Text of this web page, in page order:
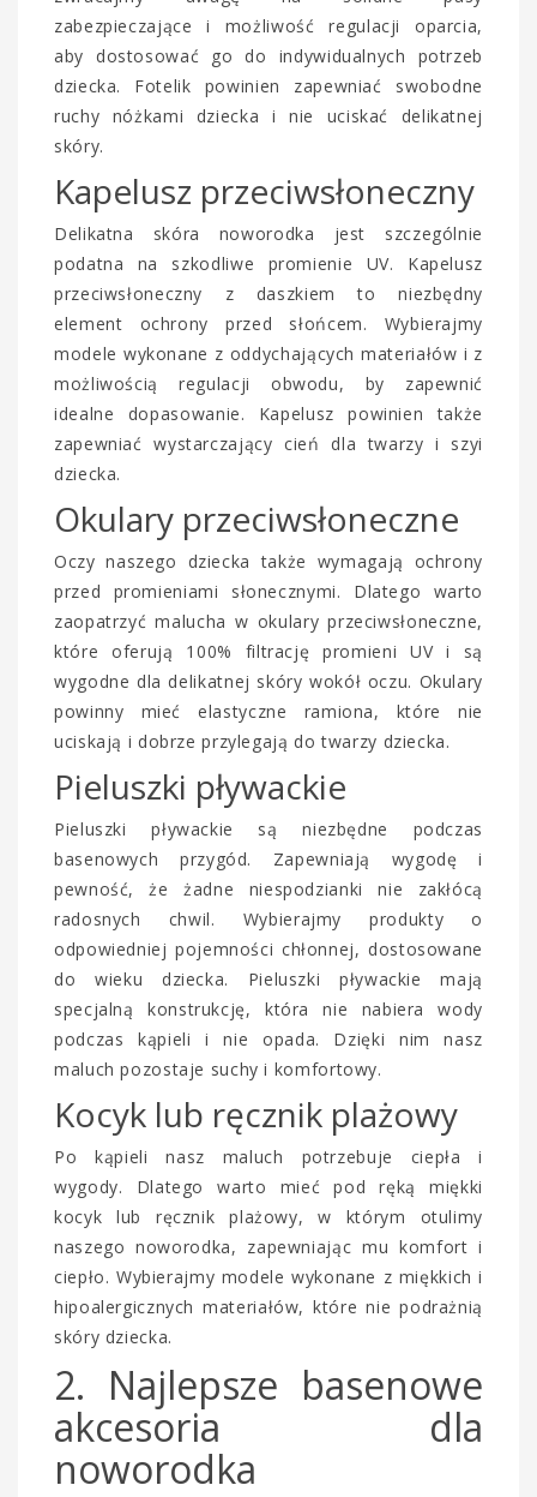
zabezpieczające i możliwość regulacji oparcia,
aby dostosować go do indywidualnych potrzeb
dziecka. Fotelik powinien zapewniać swobodne
ruchy nóżkami dziecka i nie uciskać delikatnej
skóry.
Kapelusz przeciwsłoneczny
Delikatna skóra noworodka jest szczególnie
podatna na szkodliwe promienie UV. Kapelusz
przeciwsłoneczny z daszkiem to niezbędny
element ochrony przed słońcem. Wybierajmy
modele wykonane z oddychających materiałów i z
możliwością regulacji obwodu, by zapewnić
idealne dopasowanie. Kapelusz powinien także
zapewniać wystarczający cień dla twarzy i szyi
dziecka.
Okulary przeciwsłoneczne
Oczy naszego dziecka także wymagają ochrony
przed promieniami słonecznymi. Dlatego warto
zaopatrzyć malucha w okulary przeciwsłoneczne,
które oferują 100% filtrację promieni UV i są
wygodne dla delikatnej skóry wokół oczu. Okulary
powinny mieć elastyczne ramiona, które nie
uciskają i dobrze przylegają do twarzy dziecka.
Pieluszki pływackie
Pieluszki pływackie są niezbędne podczas
basenowych przygód. Zapewniają wygodę i
pewność, że żadne niespodzianki nie zakłócą
radosnych chwil. Wybierajmy produkty o
odpowiedniej pojemności chłonnej, dostosowane
do wieku dziecka. Pieluszki pływackie mają
specjalną konstrukcję, która nie nabiera wody
podczas kąpieli i nie opada. Dzięki nim nasz
maluch pozostaje suchy i komfortowy.
Kocyk lub ręcznik plażowy
Po kąpieli nasz maluch potrzebuje ciepła i
wygody. Dlatego warto mieć pod ręką miękki
kocyk lub ręcznik plażowy, w którym otulimy
naszego noworodka, zapewniając mu komfort i
ciepło. Wybierajmy modele wykonane z miękkich i
hipoalergicznych materiałów, które nie podrażnią
skóry dziecka.
2. Najlepsze basenowe
akcesoria dla
noworodka